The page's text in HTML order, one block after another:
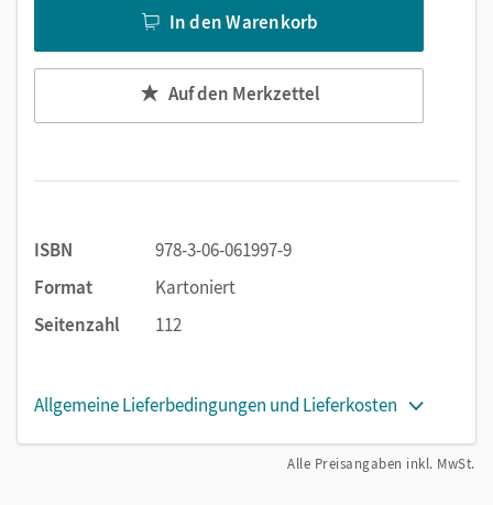
In den Warenkorb
Auf den Merkzettel
ISBN
978-3-06-061997-9
Format
Kartoniert
Seitenzahl
112
Allgemeine Lieferbedingungen und Lieferkosten
Alle Preisangaben inkl. MwSt.